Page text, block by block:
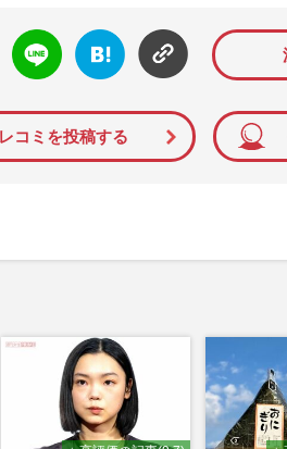
える400万円超の“借金トラブル”（2017年
ズム賞」大賞を受賞した。株式会社 主婦と
LINE
はてな
ブック
マーク
コミを投稿する